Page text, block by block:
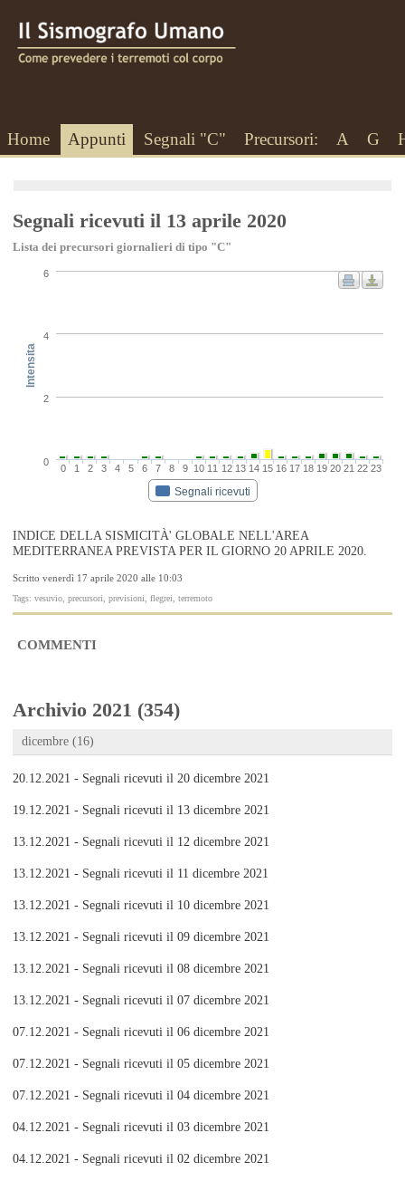
Home Appunti Segnali "C" Precursori: A G
Segnali ricevuti il 13 aprile 2020
Lista dei precursori giornalieri di tipo "C"
Intensita
Segnali ricevuti
0 1 2 3 4 5 6 7 8 9 10 11 12 13 14 15 16 17 18 19 20 21 22 23
0
2
4
6
INDICE DELLA SISMICITÀ' GLOBALE NELL'AREA
MEDITERRANEA PREVISTA PER IL GIORNO 20 APRILE 2020.
Scritto venerdì 17 aprile 2020 alle 10:03
Tags: vesuvio, precursori, previsioni, flegrei, terremoto
COMMENTI
Archivio 2021 (354)
dicembre (16)
20.12.2021 - Segnali ricevuti il 20 dicembre 2021
19.12.2021 - Segnali ricevuti il 13 dicembre 2021
13.12.2021 - Segnali ricevuti il 12 dicembre 2021
13.12.2021 - Segnali ricevuti il 11 dicembre 2021
13.12.2021 - Segnali ricevuti il 10 dicembre 2021
13.12.2021 - Segnali ricevuti il 09 dicembre 2021
13.12.2021 - Segnali ricevuti il 08 dicembre 2021
13.12.2021 - Segnali ricevuti il 07 dicembre 2021
07.12.2021 - Segnali ricevuti il 06 dicembre 2021
07.12.2021 - Segnali ricevuti il 05 dicembre 2021
07.12.2021 - Segnali ricevuti il 04 dicembre 2021
04.12.2021 - Segnali ricevuti il 03 dicembre 2021
04.12.2021 - Segnali ricevuti il 02 dicembre 2021